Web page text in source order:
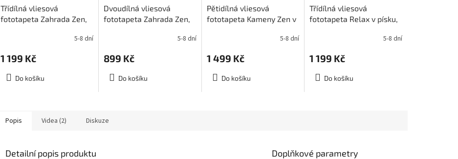
Třídílná vliesová
fototapeta Zahrada Zen,
5-8 dní
1 199 Kč
Do košíku
Dvoudílná vliesová
fototapeta Zahrada Zen,
5-8 dní
899 Kč
Do košíku
Pětidílná vliesová
fototapeta Kameny Zen v
375x250cm, MS-5-01185-8 dní
1 499 Kč
Do košíku
Třídílná vliesová
fototapeta Relax v písku,
5-8 dní
1 199 Kč
Do košíku
Popis Videa (2) Diskuze
Detailní popis produktu Doplňkové parametry